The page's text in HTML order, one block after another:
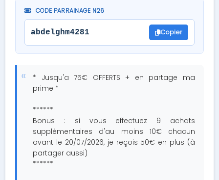
CODE PARRAINAGE N26
abdelghm4281 Copier
* Jusqu'a 75€ OFFERTS + en partage ma
prime *
******
Bonus : si vous effectuez 9 achats
supplémentaires d'au moins 10€ chacun
avant le 20/07/2026, je reçois 50€ en plus (à
partager aussi)
******